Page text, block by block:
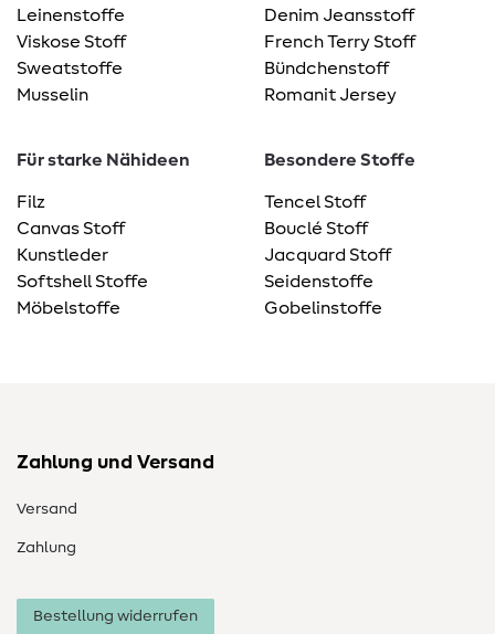
Leinenstoffe
Viskose Stoff
Sweatstoffe
Musselin
Denim Jeansstoff
French Terry Stoff
Bündchenstoff
Romanit Jersey
Für starke Nähideen
Filz
Canvas Stoff
Kunstleder
Softshell Stoffe
Möbelstoffe
Besondere Stoffe
Tencel Stoff
Bouclé Stoff
Jacquard Stoff
Seidenstoffe
Gobelinstoffe
Zahlung und Versand
Versand
Zahlung
Bestellung widerrufen